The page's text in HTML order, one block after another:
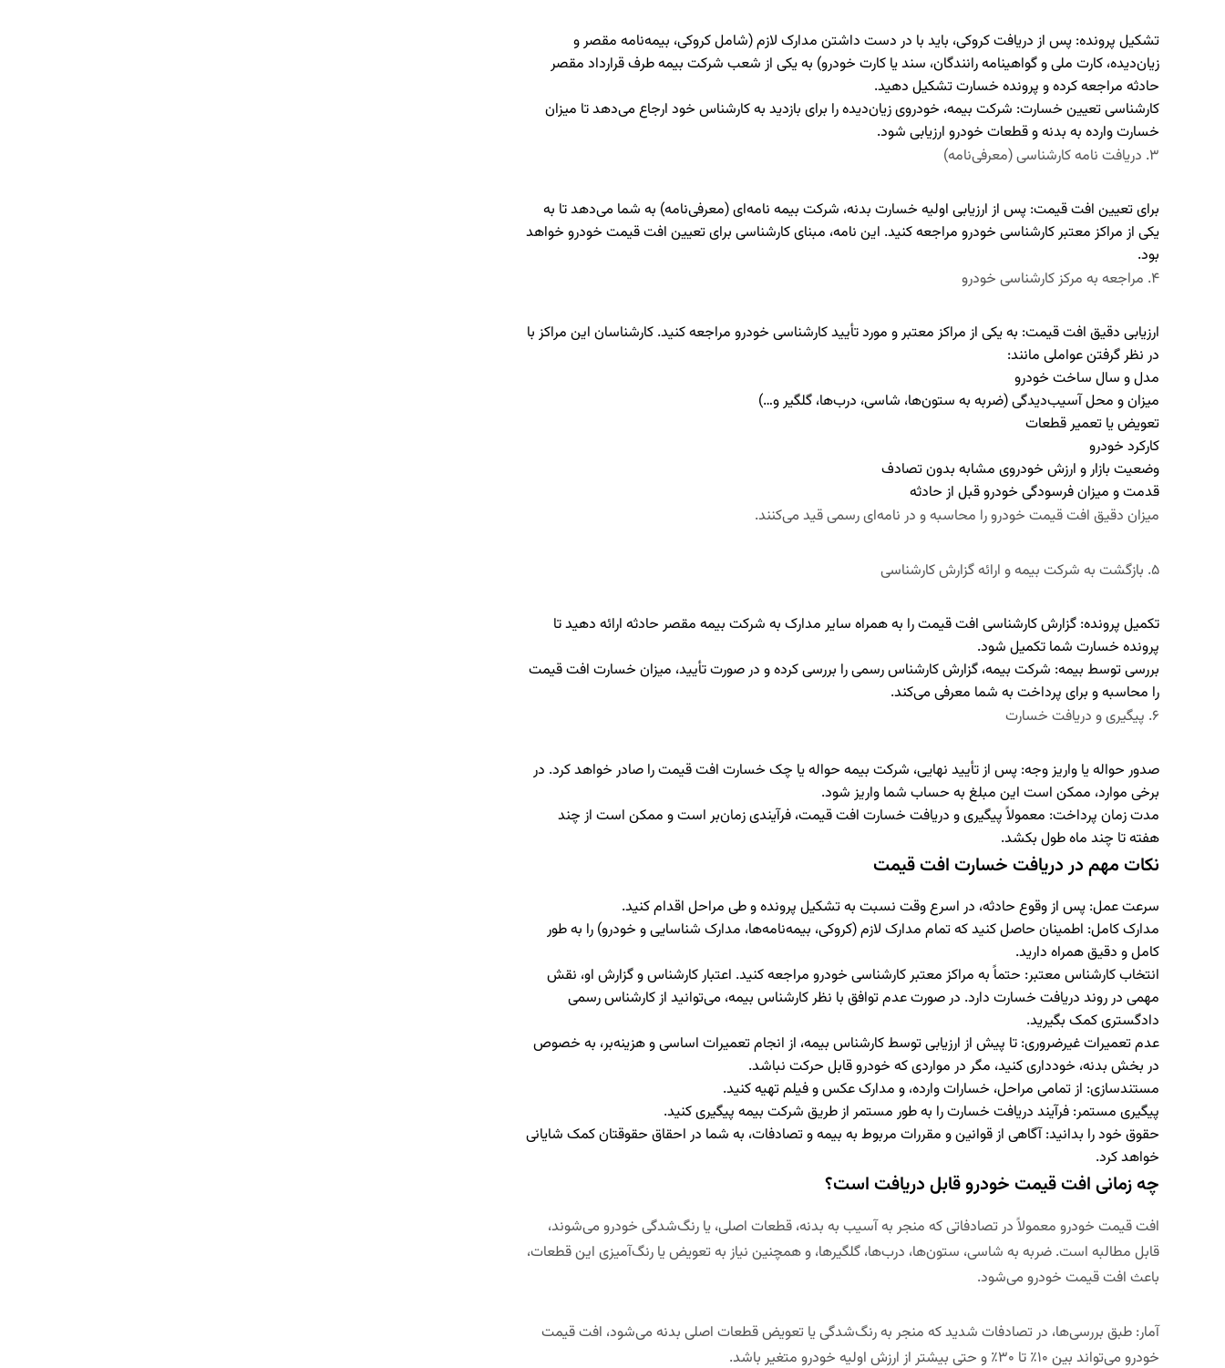
تشکیل پرونده: پس از دریافت کروکی، باید با در دست داشتن مدارک لازم (شامل کروکی، بیمه‌نامه مقصر و
زیان‌دیده، کارت ملی و گواهینامه رانندگان، سند یا کارت خودرو) به یکی از شعب شرکت بیمه طرف قرارداد مقصر
حادثه مراجعه کرده و پرونده خسارت تشکیل دهید.
کارشناسی تعیین خسارت: شرکت بیمه، خودروی زیان‌دیده را برای بازدید به کارشناس خود ارجاع می‌دهد تا میزان
خسارت وارده به بدنه و قطعات خودرو ارزیابی شود.
۳. دریافت نامه کارشناسی (معرفی‌نامه)
برای تعیین افت قیمت: پس از ارزیابی اولیه خسارت بدنه، شرکت بیمه نامه‌ای (معرفی‌نامه) به شما می‌دهد تا به
یکی از مراکز معتبر کارشناسی خودرو مراجعه کنید. این نامه، مبنای کارشناسی برای تعیین افت قیمت خودرو خواهد
بود.
۴. مراجعه به مرکز کارشناسی خودرو
ارزیابی دقیق افت قیمت: به یکی از مراکز معتبر و مورد تأیید کارشناسی خودرو مراجعه کنید. کارشناسان این مراکز با
در نظر گرفتن عواملی مانند:
مدل و سال ساخت خودرو
میزان و محل آسیب‌دیدگی (ضربه به ستون‌ها، شاسی، درب‌ها، گلگیر و…)
تعویض یا تعمیر قطعات
کارکرد خودرو
وضعیت بازار و ارزش خودروی مشابه بدون تصادف
قدمت و میزان فرسودگی خودرو قبل از حادثه
میزان دقیق افت قیمت خودرو را محاسبه و در نامه‌ای رسمی قید می‌کنند.
۵. بازگشت به شرکت بیمه و ارائه گزارش کارشناسی
تکمیل پرونده: گزارش کارشناسی افت قیمت را به همراه سایر مدارک به شرکت بیمه مقصر حادثه ارائه دهید تا
پرونده خسارت شما تکمیل شود.
بررسی توسط بیمه: شرکت بیمه، گزارش کارشناس رسمی را بررسی کرده و در صورت تأیید، میزان خسارت افت قیمت
را محاسبه و برای پرداخت به شما معرفی می‌کند.
۶. پیگیری و دریافت خسارت
صدور حواله یا واریز وجه: پس از تأیید نهایی، شرکت بیمه حواله یا چک خسارت افت قیمت را صادر خواهد کرد. در
برخی موارد، ممکن است این مبلغ به حساب شما واریز شود.
مدت زمان پرداخت: معمولاً پیگیری و دریافت خسارت افت قیمت، فرآیندی زمان‌بر است و ممکن است از چند
هفته تا چند ماه طول بکشد.
نکات مهم در دریافت خسارت افت قیمت
سرعت عمل: پس از وقوع حادثه، در اسرع وقت نسبت به تشکیل پرونده و طی مراحل اقدام کنید.
مدارک کامل: اطمینان حاصل کنید که تمام مدارک لازم (کروکی، بیمه‌نامه‌ها، مدارک شناسایی و خودرو) را به طور
کامل و دقیق همراه دارید.
انتخاب کارشناس معتبر: حتماً به مراکز معتبر کارشناسی خودرو مراجعه کنید. اعتبار کارشناس و گزارش او، نقش
مهمی در روند دریافت خسارت دارد. در صورت عدم توافق با نظر کارشناس بیمه، می‌توانید از کارشناس رسمی
دادگستری کمک بگیرید.
عدم تعمیرات غیرضروری: تا پیش از ارزیابی توسط کارشناس بیمه، از انجام تعمیرات اساسی و هزینه‌بر، به خصوص
در بخش بدنه، خودداری کنید، مگر در مواردی که خودرو قابل حرکت نباشد.
مستندسازی: از تمامی مراحل، خسارات وارده، و مدارک عکس و فیلم تهیه کنید.
پیگیری مستمر: فرآیند دریافت خسارت را به طور مستمر از طریق شرکت بیمه پیگیری کنید.
حقوق خود را بدانید:آگاهی از قوانین و مقررات مربوط به بیمه و تصادفات، به شما در احقاق حقوقتان کمک شایانی
خواهد کرد.
چه زمانی افت قیمت خودرو قابل دریافت است؟
افت قیمت خودرو معمولاً در تصادفاتی که منجر به آسیب به بدنه، قطعات اصلی، یا رنگ‌شدگی خودرو می‌شوند،
قابل مطالبه است. ضربه به شاسی، ستون‌ها، درب‌ها، گلگیرها، و همچنین نیاز به تعویض یا رنگ‌آمیزی این قطعات،
باعث افت قیمت خودرو می‌شود.
آمار: طبق بررسی‌ها، در تصادفات شدید که منجر به رنگ‌شدگی یا تعویض قطعات اصلی بدنه می‌شود، افت قیمت
خودرو می‌تواند بین ۱۰٪ تا ۳۰٪ و حتی بیشتر از ارزش اولیه خودرو متغیر باشد.